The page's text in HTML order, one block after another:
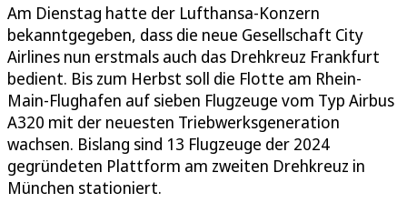
Am Dienstag hatte der Lufthansa-Konzern
bekanntgegeben, dass die neue Gesellschaft City
Airlines nun erstmals auch das Drehkreuz Frankfurt
bedient. Bis zum Herbst soll die Flotte am Rhein-
Main-Flughafen auf sieben Flugzeuge vom Typ Airbus
A320 mit der neuesten Triebwerksgeneration
wachsen. Bislang sind 13 Flugzeuge der 2024
gegründeten Plattform am zweiten Drehkreuz in
München stationiert.